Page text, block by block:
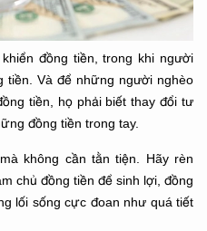
đồng tiền, trong khi người
tiền. Và để những người nghèo
tiền, họ phải biết thay đổi tư
đồng tiền trong tay.
không cần tằn tiện. Hãy rèn
chủ đồng tiền để sinh lợi, đồng
lối sống cực đoan như quá tiết